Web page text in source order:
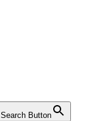
Search Button